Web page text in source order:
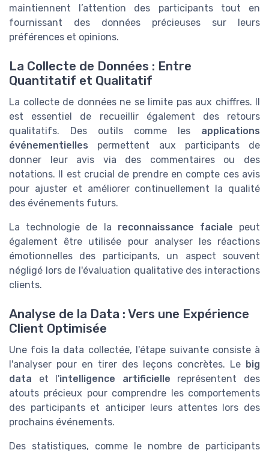
maintiennent l’attention des participants tout en
fournissant des données précieuses sur leurs
préférences et opinions.
La Collecte de Données : Entre
Quantitatif et Qualitatif
La collecte de données ne se limite pas aux chiffres. Il
est essentiel de recueillir également des retours
qualitatifs. Des outils comme les applications
événementielles permettent aux participants de
donner leur avis via des commentaires ou des
notations. Il est crucial de prendre en compte ces avis
pour ajuster et améliorer continuellement la qualité
des événements futurs.
La technologie de la reconnaissance faciale peut
également être utilisée pour analyser les réactions
émotionnelles des participants, un aspect souvent
négligé lors de l'évaluation qualitative des interactions
clients.
Analyse de la Data : Vers une Expérience
Client Optimisée
Une fois la data collectée, l'étape suivante consiste à
l'analyser pour en tirer des leçons concrètes. Le big
data et l'intelligence artificielle représentent des
atouts précieux pour comprendre les comportements
des participants et anticiper leurs attentes lors des
prochains événements.
Des statistiques, comme le nombre de participants